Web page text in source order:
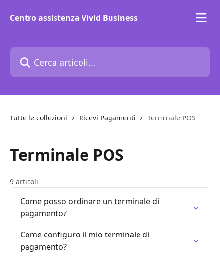
Centro assistenza Vivid Business
Cerca articoli…
Tutte le collezioni Ricevi Pagamenti Terminale POS
Terminale POS
9 articoli
Come posso ordinare un terminale di
pagamento?
Come configuro il mio terminale di
pagamento?